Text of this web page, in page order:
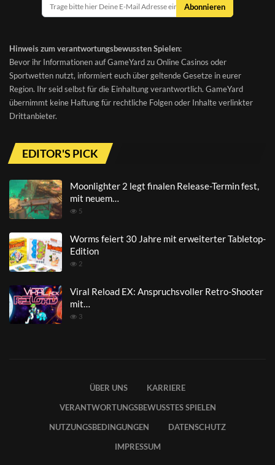
Abonnieren
Hinweis zum verantwortungsbewussten Spielen:
Bevor ihr Informationen auf GameYard zu Online Casinos oder
Sportwetten nutzt, informiert euch über geltende Gesetze in eurer
Region. Ihr seid selbst für die Einhaltung verantwortlich. GameYard
übernimmt keine Haftung für rechtliche Folgen oder Inhalte verlinkter
Drittanbieter.
EDITOR'S PICK
Moonlighter 2 legt finalen Release-Termin fest,
mit neuem…
5
Worms feiert 30 Jahre mit erweiterter Tabletop-
Edition
2
Viral Reload EX: Anspruchsvoller Retro-Shooter
mit…
3
ÜBER UNS
KARRIERE
VERANTWORTUNGSBEWUSSTES SPIELEN
NUTZUNGSBEDINGUNGEN
DATENSCHUTZ
IMPRESSUM